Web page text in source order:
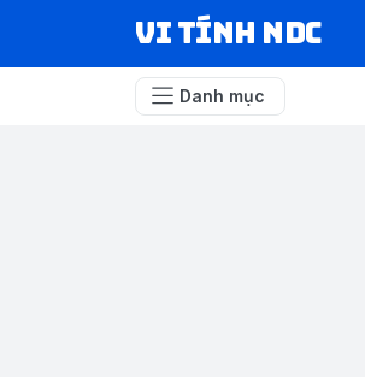
VI TÍNH NDC
Danh mục